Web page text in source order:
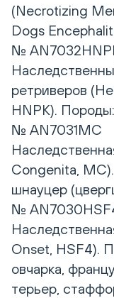
(Necrotizing
Dogs
№
ретриверов
HNPK).
№ AN7031MC
Congenita,
шнауцер
№
Оnset, HSF4).
овчарка,
терьер,